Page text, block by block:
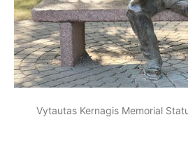
Vytautas Kernagis Memorial